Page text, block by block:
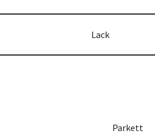
Lack
Parkett